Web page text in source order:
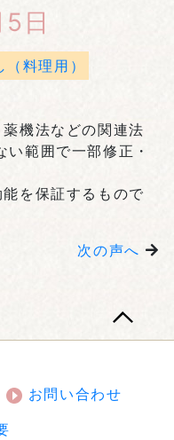
日
料理用）
機法などの関連法
範囲で一部修正・
を保証するもので
次の声へ
お問い合わせ